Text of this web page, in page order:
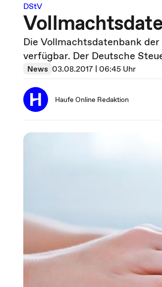
DStV
Die Vollmachtsdatenbank
verfügbar. Der Deutsche
News 03.08.2017 | 06:45 Uhr
Haufe Online Redaktion